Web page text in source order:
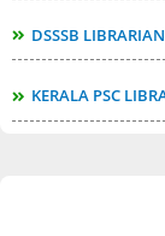
DSSSB
KERALA PSC